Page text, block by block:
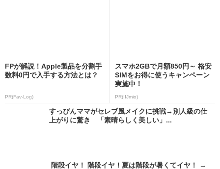
FPが解説！Apple製品を分割手
数料0円で入手する方法とは？
PR(Fav-Log)
スマホ2GBで月額850円～ 格安
SIMをお得に使うキャンペーン
実施中！
PR(IIJmio)
すっぴんママがセレブ風メイクに挑戦→別人級の仕
上がりに驚き 「素晴らしく美しい」...
階段イヤ！ 階段イヤ！夏は階段が暑くてイヤ！ →